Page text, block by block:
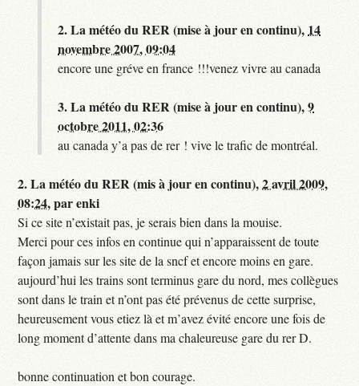
2.La météo du RER (mise à jour en continu), 14
novembre 2007, 09:04
encore une gréve en france !!!venez vivre au canada
3.La météo du RER (mise à jour en continu),9
octobre 2011, 02:36
au canada y’a pas de rer ! vive le trafic de montréal.
2.La météo du RER (mis à jour en continu),2 avril 2009,
08:24,parenki
Si ce site n’existait pas, je serais bien dans la mouise.
Merci pour ces infos en continue qui n’apparaissent de toute
façon jamais sur les site de la sncf et encore moins en gare.
aujourd’hui les trains sont terminus gare du nord, mes collègues
sont dans le train et n’ont pas été prévenus de cette surprise,
heureusement vous etiez là et m’avez évité encore une fois de
long moment d’attente dans ma chaleureuse gare du rer D.
bonne continuation et bon courage.